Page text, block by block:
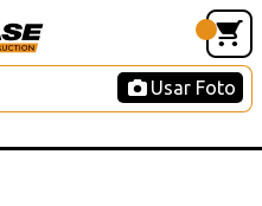
Usar Foto